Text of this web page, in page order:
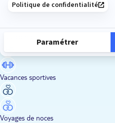
Vacances sportives
Voyages de noces